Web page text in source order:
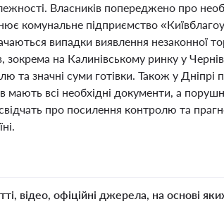
Власників попереджено про
комунальне підприємство
випадки виявлення незаконної
зокрема на Калинівському ринку у
та значні суми готівки. Також у Дніпрі
мають всі необхідні документи, а
про посилення контролю та
відео, офіційні джерела, на основі